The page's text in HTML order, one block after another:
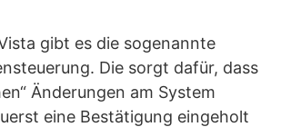
gibt es die sogenannte
Die sorgt dafür, dass
Änderungen am System
eine Bestätigung eingeholt